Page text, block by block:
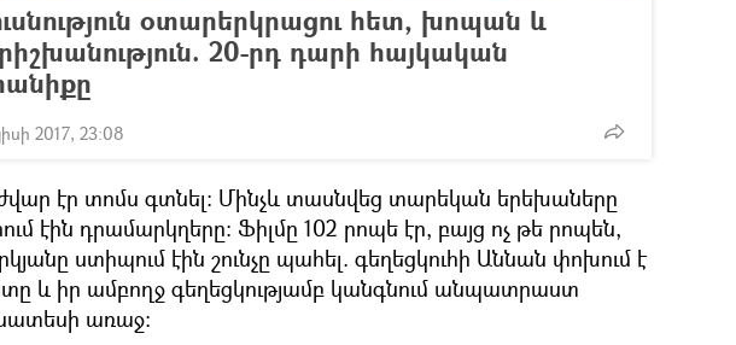
օտարերկրացու հետ, խոպան և
20-րդ դարի հայկական
2017, 23:08
էր տոմս գտնել։ Մինչև տասնվեց տարեկան երեխաները
էին դրամարկղերը։ Ֆիլմը 102 րոպե էր, բայց ոչ թե րոպեն,
ստիպում էին շունչը պահել. գեղեցկուհի Աննան փոխում է
և իր ամբողջ գեղեցկությամբ կանգնում անպատրաստ
առաջ։